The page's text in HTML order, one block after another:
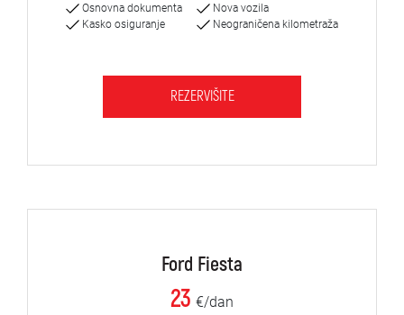
Osnovna dokumenta
Kasko osiguranje
Nova vozila
Neograničena kilometraža
REZERVIŠITE
Ford Fiesta
23 €/dan